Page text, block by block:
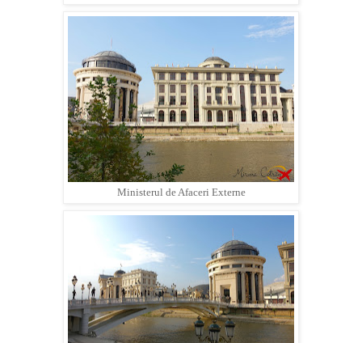
Ministerul de Afaceri Externe